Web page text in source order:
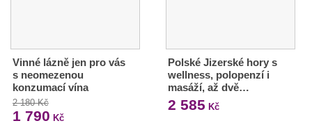
Vinné lázně jen pro vás
s neomezenou
konzumací vína
2 180 Kč
1 790 Kč
Polské Jizerské hory s
wellness, polopenzí i
masáží, až dvě…
2 585 Kč